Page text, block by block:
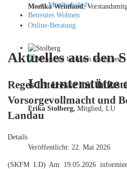
Monika Weinland,
Ich unterstütze
Erika Stolberg, Mitglied, LU
Mitgliedschaft
Betreutes Wohnen
Online-Beratung
Aktuelles aus den
Reges Interesse am
Vorsorgevollmacht und
Landau
Details
Veröffentlicht: 22. Mai 2026
(SKFM LD) Am 19.05.2026